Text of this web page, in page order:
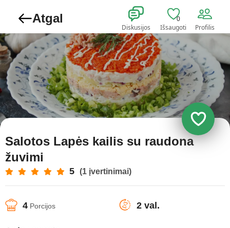
Atgal
Diskusijos
0
Išsaugoti Profilis
Salotos Lapės kailis su raudona
žuvimi
5 (1 įvertinimai)
4 Porcijos 2 val.